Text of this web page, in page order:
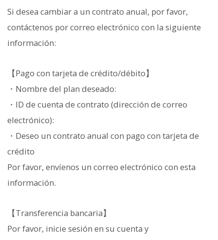
Si desea cambiar a un contrato anual, por favor,
contáctenos por correo electrónico con la siguiente
información:
【Pago con tarjeta de crédito/débito】
・Nombre del plan deseado:
・ID de cuenta de contrato (dirección de correo
electrónico):
・Deseo un contrato anual con pago con tarjeta de
crédito
Por favor, envíenos un correo electrónico con esta
información.
【Transferencia bancaria】
Por favor, inicie sesión en su cuenta y